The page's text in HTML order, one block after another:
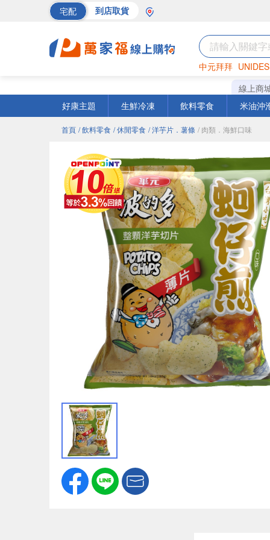
宅配 到店取貨
中元拜拜
罐頭 海苔
線上商
好康主題
生鮮冷凍 飲料零食 米油沖
首頁 / 飲料零食 / 休閒零食 / 洋芋片．薯條 / 肉類．海鮮口味